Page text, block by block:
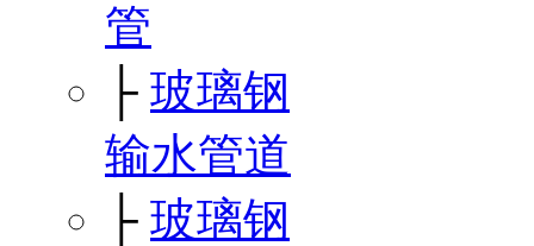
管
├ 玻璃钢
输水管道
├ 玻璃钢